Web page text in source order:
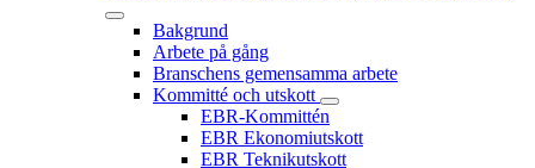
Bakgrund
Arbete på gång
Branschens gemensamma arbete
Kommitté och utskott
EBR-Kommittén
EBR Ekonomiutskott
EBR Teknikutskott